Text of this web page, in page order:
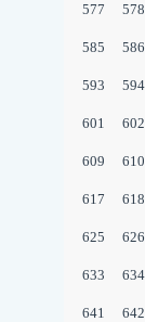
577 578
585 586
593 594
601 602
609 610
617 618
625 626
633 634
641 642